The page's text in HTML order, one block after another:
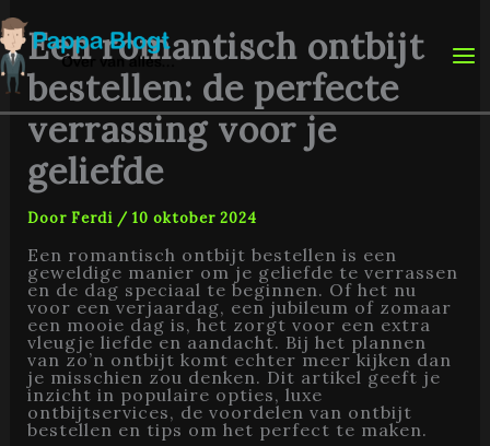
naar
de
inhoudEen romantisch ontbijt
bestellen: de perfecte
verrassing voor je
geliefde
Door Ferdi / 10 oktober 2024
Een romantisch ontbijt bestellen is een
geweldige manier om je geliefde te verrassen
en de dag speciaal te beginnen. Of het nu
voor een verjaardag, een jubileum of zomaar
een mooie dag is, het zorgt voor een extra
vleugje liefde en aandacht. Bij het plannen
van zo’n ontbijt komt echter meer kijken dan
je misschien zou denken. Dit artikel geeft je
inzicht in populaire opties, luxe
ontbijtservices, de voordelen van ontbijt
bestellen en tips om het perfect te maken.